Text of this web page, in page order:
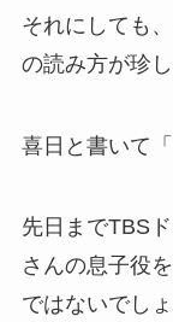
それにしても
の読み方が珍
喜日と書いて
先日までTBS
さんの息子役
ではないでしょ